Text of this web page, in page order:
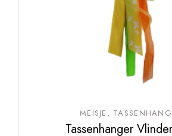
MEISJE
Tassenhanger